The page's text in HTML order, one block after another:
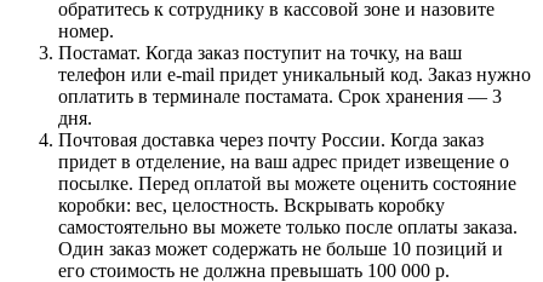
обратитесь к сотруднику в кассовой зоне и назовите
номер.
Постамат. Когда заказ поступит на точку, на ваш
телефон или e-mail придет уникальный код. Заказ нужно
оплатить в терминале постамата. Срок хранения — 3
дня.
Почтовая доставка через почту России. Когда заказ
придет в отделение, на ваш адрес придет извещение о
посылке. Перед оплатой вы можете оценить состояние
коробки: вес, целостность. Вскрывать коробку
самостоятельно вы можете только после оплаты заказа.
Один заказ может содержать не больше 10 позиций и
его стоимость не должна превышать 100 000 р.